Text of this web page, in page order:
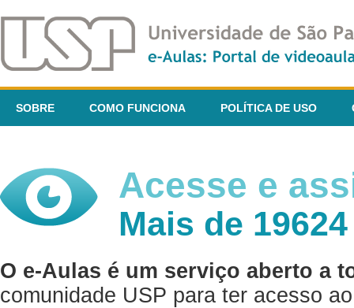
SOBRE COMO FUNCIONA POLÍTICA DE USO
Acesse e
Mais de
O e-Aulas é um serviço aberto a
comunidade USP para ter acesso